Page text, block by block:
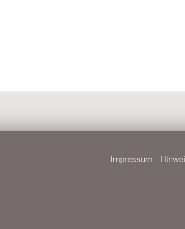
Impressum